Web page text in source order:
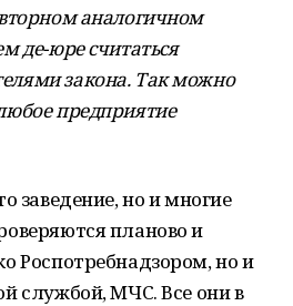
аналогичном
де-юре считаться
закона. Так можно
предприятие
заведение, но и многие
планово и
Роспотребнадзором, но и
службой, МЧС. Все они в